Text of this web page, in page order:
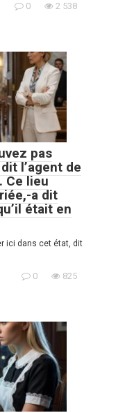
0 2 538
pas
l’agent de
Ce lieu
a dit
était en
ici dans cet état, dit
0 825